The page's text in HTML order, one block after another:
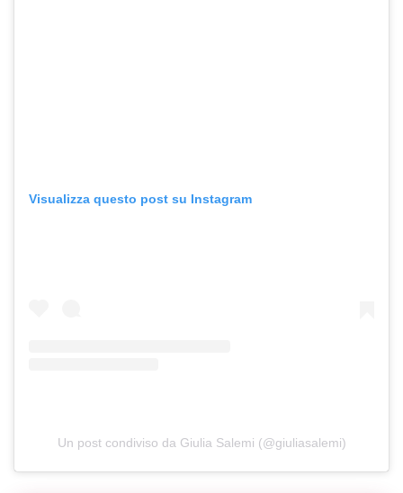
Visualizza questo post su Instagram
Un post condiviso da Giulia Salemi (@giuliasalemi)